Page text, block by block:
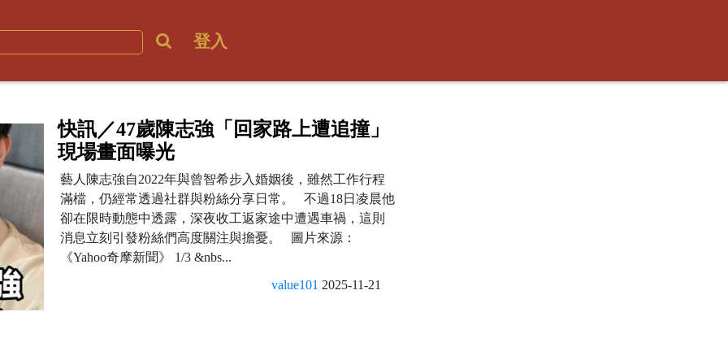
登入
快訊／47歲陳志強「回家路上遭追撞」
現場畫面曝光
藝人陳志強自2022年與曾智希步入婚姻後，雖然工作行程
滿檔，仍經常透過社群與粉絲分享日常。 不過18日凌晨他
卻在限時動態中透露，深夜收工返家途中遭遇車禍，這則
消息立刻引發粉絲們高度關注與擔憂。 圖片來源：
《Yahoo奇摩新聞》 1/3 &nbs...
value101 2025-11-21